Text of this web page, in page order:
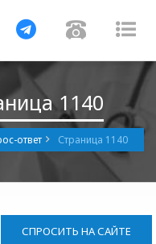
Навигация
1140
ответ Страница 1140
СПРОСИТЬ НА САЙТЕ